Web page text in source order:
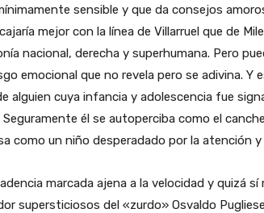
sensible y que da consejos
mejor con la línea de Villarruel que de
nacional, derecha y superhumana. Pero
emocional que no revela pero se adivina.
alguien cuya infancia y adolescencia fue
él se autoperciba como el
como un niño desperadado por la atención
marcada ajena a la velocidad y quizá
supersticiosos del «zurdo» Osvaldo